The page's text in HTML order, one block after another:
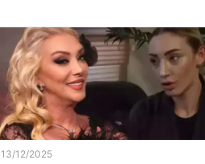
13/12/2025